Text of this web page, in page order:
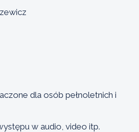
dla osób pełnoletnich i
w audio, video itp.